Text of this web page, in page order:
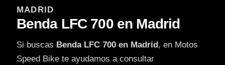
MADRID
Benda LFC 700 en Madrid
Si buscas Benda LFC 700 en Madrid, en Motos
Speed Bike te ayudamos a consultar